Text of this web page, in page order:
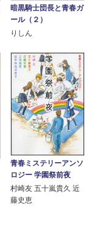
暗黒騎士団長と青春ガ
ール（２）
りしん
青春ミステリーアンソ
ロジー 学園祭前夜
村崎友 五十嵐貴久 近
藤史恵